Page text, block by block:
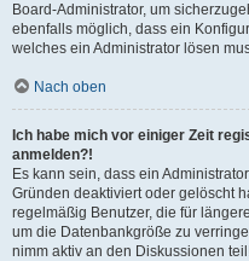
Board-Administrator, um
ebenfalls möglich, dass ein
welches ein Administrator lösen
Nach oben
Ich habe mich vor einiger Zeit
anmelden?!
Es kann sein, dass ein
Gründen deaktiviert oder gelöscht
regelmäßig Benutzer, die für
um die Datenbankgröße zu
nimm aktiv an den Diskussionen